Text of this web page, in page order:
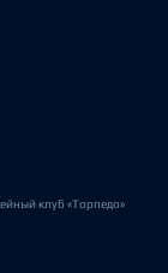
клуб «Торпедо»